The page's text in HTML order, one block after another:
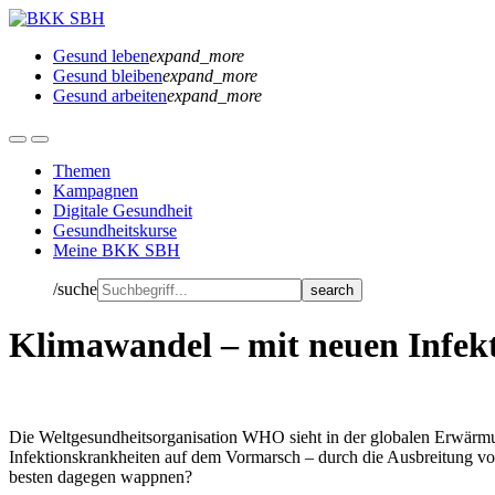
Gesund lebenexpand_more
Gesund bleibenexpand_more
Gesund arbeitenexpand_more
Themen
Kampagnen
Digitale Gesundheit
Gesundheitskurse
Meine BKK SBH
/suche
Klimawandel – mit neuen
Die Weltgesundheitsorganisation WHO sieht in der globalen
Infektionskrankheiten auf dem Vormarsch – durch die Ausbreitung
besten dagegen wappnen?